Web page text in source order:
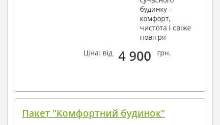
будинку -
комфорт,
чистота і свіже
повітря
Ціна: від
4 900 грн.
Пакет "Комфортний будинок"